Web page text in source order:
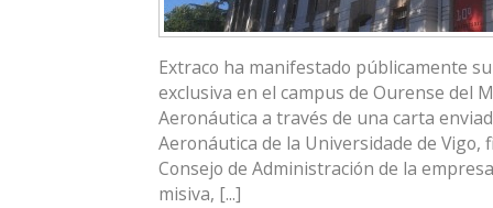
Extraco ha manifestado públicamente
exclusiva en el campus de Ourense del
Aeronáutica a través de una carta
Aeronáutica de la Universidade de
Consejo de Administración de la
misiva, [...]